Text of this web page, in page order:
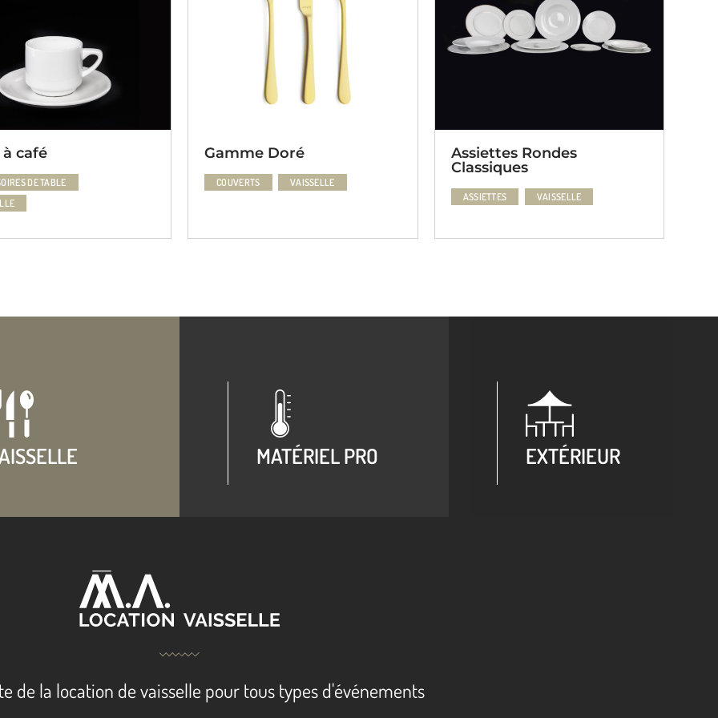
Doré
Assiettes Rondes
MATÉRIEL PRO EXTÉRIEUR
de la location de vaisselle pour tous types d'événements